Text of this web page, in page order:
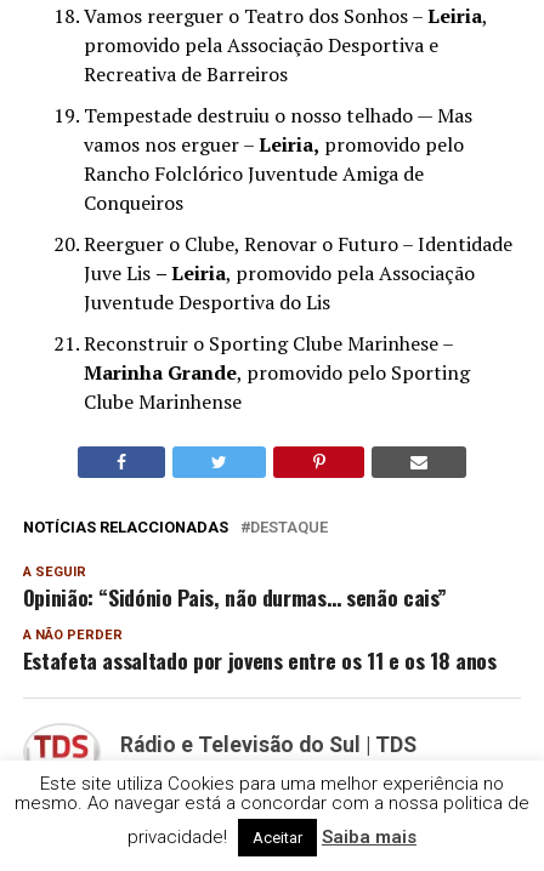
Vamos reerguer o Teatro dos Sonhos –Leiria,
promovido pela Associação Desportiva e
Recreativa de Barreiros
Tempestade destruiu o nosso telhado — Mas
vamos nos erguer –Leiria, promovido pelo
Rancho Folclórico Juventude Amiga de
Conqueiros
Reerguer o Clube, Renovar o Futuro – Identidade
Juve Lis – Leiria, promovido pela Associação
Juventude Desportiva do Lis
Reconstruir o Sporting Clube Marinhese –
Marinha Grande, promovido pelo Sporting
Clube Marinhense
NOTÍCIAS RELACCIONADAS DESTAQUE
A SEGUIR
Opinião: “Sidónio Pais, não durmas… senão cais”
A NÃO PERDER
Estafeta assaltado por jovens entre os 11 e os 18 anos
Rádio e Televisão do Sul | TDS
PUBLICIDADE
Este site utiliza Cookies para uma melhor experiência no
mesmo. Ao navegar está a concordar com a nossa politica de
privacidade!
Aceitar Saiba mais